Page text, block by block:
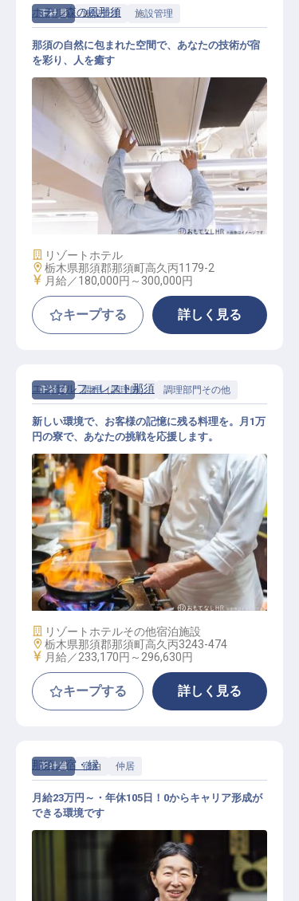
正社員 施設管理 施設管理
ホテルの施設管理スタッフ
ホテル森の風那須
那須の自然に包まれた空間で、あなたの技術が宿
を彩り、人を癒す
施設業態
リゾートホテル
勤務地
栃木県那須郡那須町高久丙1179-2
給与
月給／180,000円～ 300,000円
キープする 詳しく見る
正社員 調理（調理師） 調理部門その他
レストラン調理スタッフ
エンゼルフォレスト那須
新しい環境で、お客様の記憶に残る料理を。月1万
円の寮で、あなたの挑戦を応援します。
施設業態
リゾートホテルその他宿泊施設
勤務地
栃木県那須郡那須町高久丙3243-474
給与
月給／233,170円～ 296,630円
キープする 詳しく見る
正社員 宿泊 仲居
那須ノ宿・縁
月給23万円～・年休105日！0からキャリア形成が
できる環境です